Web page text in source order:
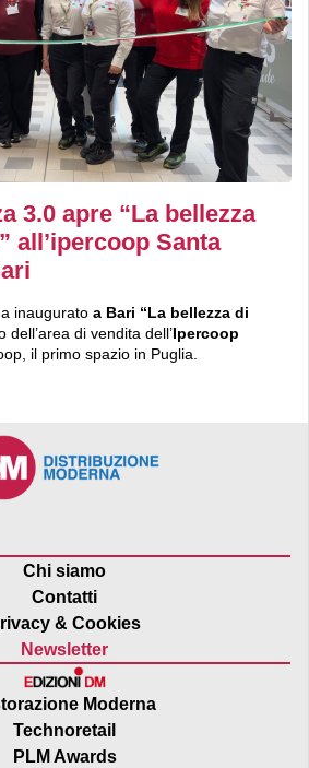
3.0 apre “La bellezza
all’ipercoop Santa
inaugurato a Bari “La bellezza di
dell’area di vendita dell’Ipercoop
il primo spazio in Puglia.
Chi siamo
Contatti
& Cookies
Newsletter
Moderna
Technoretail
PLM Awards